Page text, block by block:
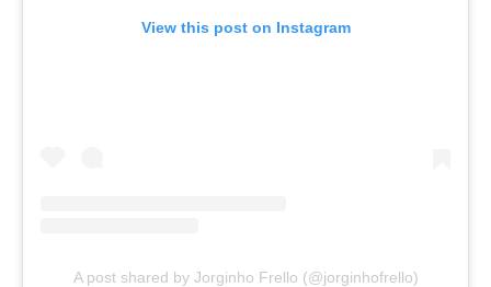
View this post on Instagram
A post shared by Jorginho Frello (@jorginhofrello)